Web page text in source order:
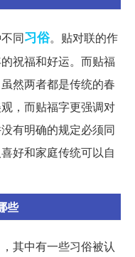
同习俗。贴对联的作
祝福和好运。而贴福
然两者都是传统的春
，而贴福字更强调对
有明确的规定必须同
好和家庭传统可以自
些
其中有一些习俗被认